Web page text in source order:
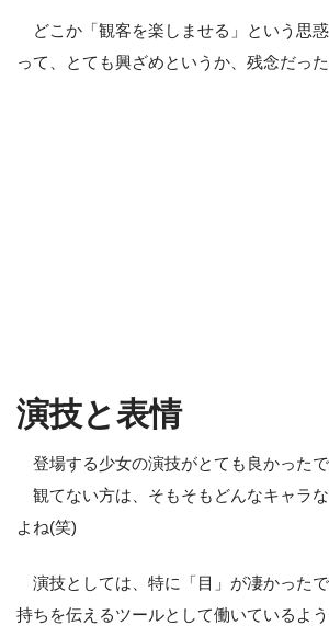
どこか「観客を楽しませる」という思
って、とても興ざめというか、残念だった
演技と表情
登場する少女の演技がとても良かったで
観てない方は、そもそもどんなキャラ
よね(笑)
演技としては、特に「目」が凄かった
持ちを伝えるツールとして働いているよ